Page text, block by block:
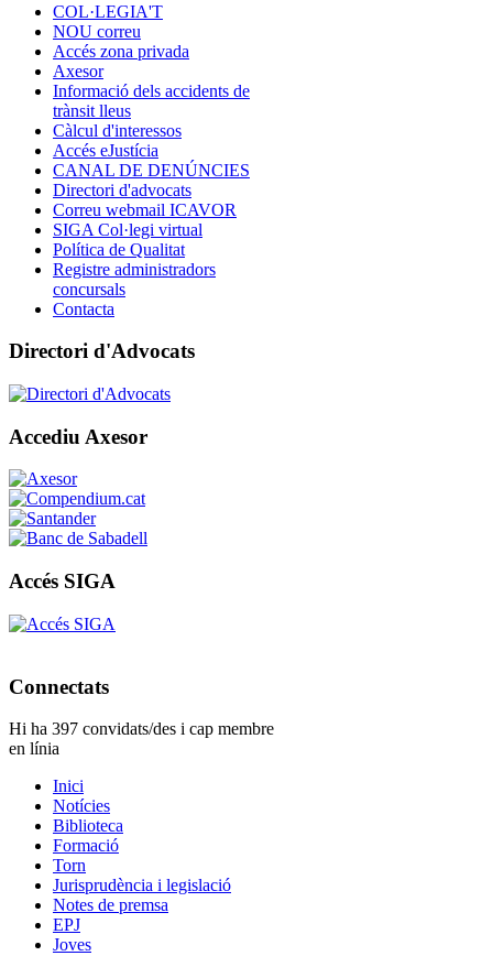
COL·LEGIA'T
NOU correu
Accés zona privada
Axesor
Informació dels accidents de
trànsit lleus
Càlcul d'interessos
Accés eJustícia
CANAL DE DENÚNCIES
Directori d'advocats
Correu webmail ICAVOR
SIGA Col·legi virtual
Política de Qualitat
Registre administradors
concursals
Contacta
Directori d'Advocats
Accediu Axesor
Accés SIGA
Connectats
Hi ha 397 convidats/des i cap membre
en línia
Inici
Notícies
Biblioteca
Formació
Torn
Jurisprudència i legislació
Notes de premsa
EPJ
Joves